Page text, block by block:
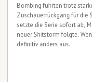
Bombing führten trotz
Zuschauerrückgang für die
setzte die Serie sofort ab,
neuer Shitstorm folgte.
definitiv anders aus.